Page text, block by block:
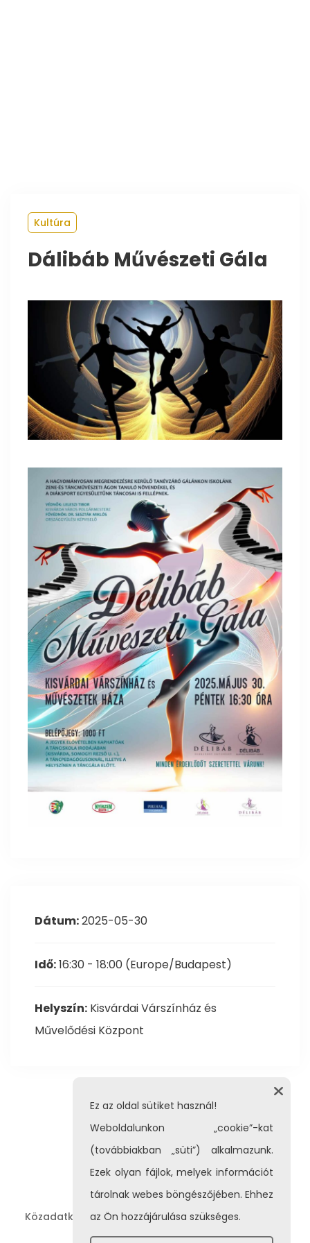
Kultúra
Dálibáb Művészeti Gála
Dátum:2025-05-30
Idő:16:30 - 18:00 (Europe/Budapest)
Helyszín: Kisvárdai Várszínház és
Művelődési Központ
Ez az oldal sütiket használ!
Weboldalunkon „cookie”-kat
(továbbiakban „süti”) alkalmazunk.
Ezek olyan fájlok, melyek információt
tárolnak webes böngészőjében. Ehhez
az Ön hozzájárulása szükséges.
Közadatkereső|Adatvédelem|Impresszum